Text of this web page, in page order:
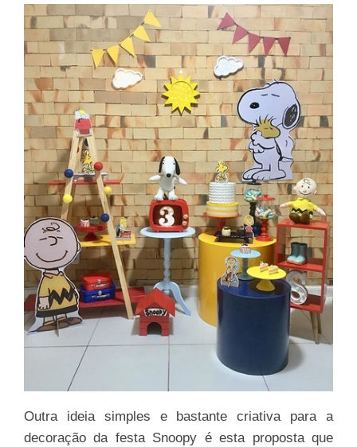
Outra ideia simples e bastante criativa para a
decoração da festa Snoopy é esta proposta que